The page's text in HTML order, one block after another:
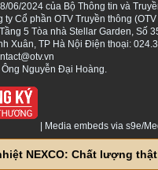
06/2024 của Bộ Thông tin và
ty Cổ phần OTV Truyền thông
5 Tòa nhà Stellar Garden, Số
Xuân, TP Hà Nội Điện thoại:
Nguyễn Đại Hoàng.
Media embeds via s9e/
NEXCO: Chất lượng